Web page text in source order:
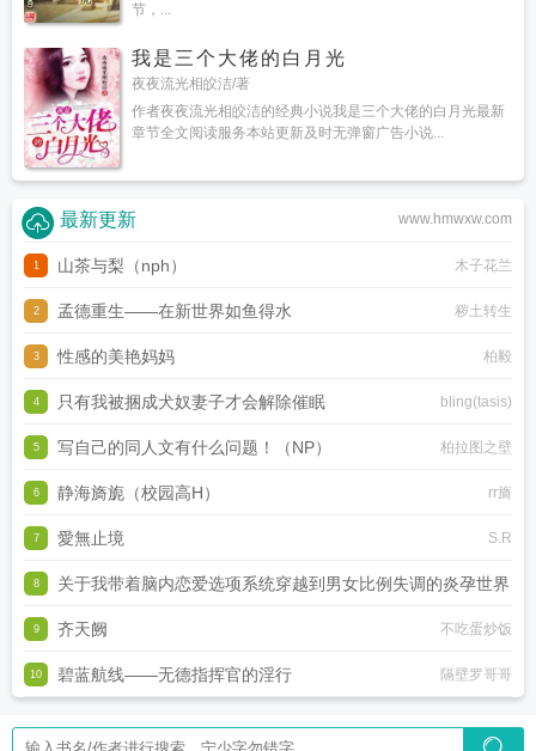
节，...
我是三个大佬的白月光
夜夜流光相皎洁/著
作者夜夜流光相皎洁的经典小说我是三个大佬的白月光最新
章节全文阅读服务本站更新及时无弹窗广告小说...
www.hmwxw.com
最新更新
1 山茶与梨（nph） 木子花兰
2 孟德重生——在新世界如鱼得水 秽土转生
3 性感的美艳妈妈 柏毅
4 只有我被捆成犬奴妻子才会解除催眠 bling(tasis)
5 写自己的同人文有什么问题！（NP） 柏拉图之壁
6 静海旖旎（校园高H） rr旖
7 愛無止境 S.R
8 关于我带着脑内恋爱选项系统穿越到男女比例失调的炎孕世界
黑月何时嚎叫
9 齐天阙 不吃蛋炒饭
10 碧蓝航线——无德指挥官的淫行 隔壁罗哥哥